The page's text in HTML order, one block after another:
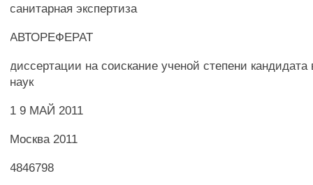
санитарная экспертиза
АВТОРЕФЕРАТ
диссертации на соискание ученой степени кандидата
наук
1 9 МАЙ 2011
Москва 2011
4846798